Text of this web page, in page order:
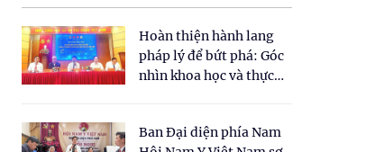
Hoàn thiện hành lang
pháp lý để bứt phá: Góc
nhìn khoa học và thực
cho Luật Y dược cổ
Ban Đại diện phía Nam